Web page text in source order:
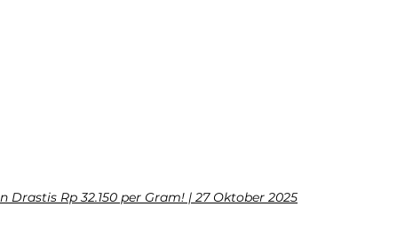
Rp 32.150 per Gram! | 27 Oktober 2025